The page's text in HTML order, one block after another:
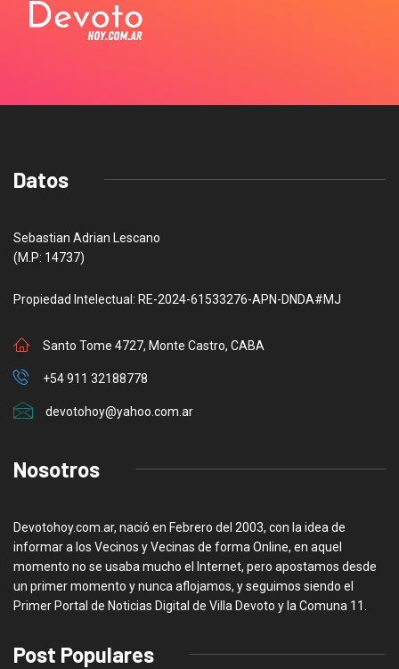
Datos
Sebastian Adrian Lescano
(M.P: 14737)
Propiedad Intelectual: RE-2024-61533276-APN-DNDA#MJ
Santo Tome 4727, Monte Castro, CABA
+54 911 32188778
devotohoy@yahoo.com.ar
Nosotros
Devotohoy.com.ar, nació en Febrero del 2003, con la idea de
informar a los Vecinos y Vecinas de forma Online, en aquel
momento no se usaba mucho el Internet, pero apostamos desde
un primer momento y nunca aflojamos, y seguimos siendo el
Primer Portal de Noticias Digital de Villa Devoto y la Comuna 11.
Post Populares